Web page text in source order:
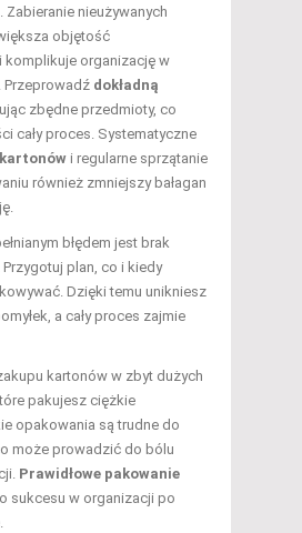
nieużywanych
objętość
komplikuje organizację w
Przeprowadź dokładną
zbędne przedmioty, co
cały proces. Systematyczne
i regularne sprzątanie
również zmniejszy bałagan
błędem jest brak
plan, co i kiedy
Dzięki temu unikniesz
a cały proces zajmie
kartonów w zbyt dużych
pakujesz ciężkie
opakowania są trudne do
może prowadzić do bólu
Prawidłowe pakowanie
sukcesu w organizacji po